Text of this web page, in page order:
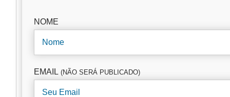
NOME
EMAIL (NÃO SERÁ PUBLICADO)